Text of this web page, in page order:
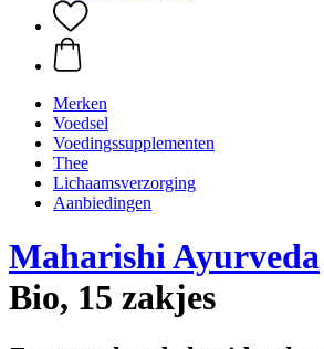
Merken
Voedsel
Voedingssupplementen
Thee
Lichaamsverzorging
Aanbiedingen
Maharishi Ayurveda
Bio, 15 zakjes